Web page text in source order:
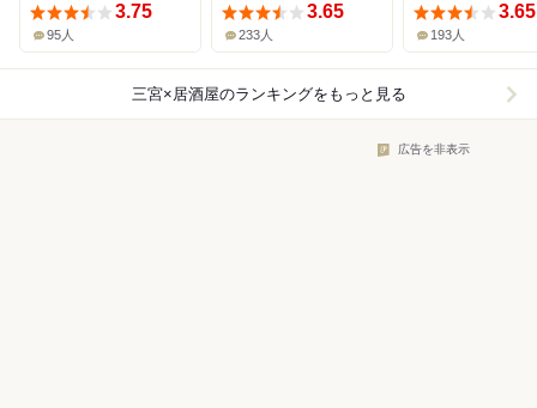
3.75
95人
3.65
233人
3.65
193人
三宮×居酒屋のランキングをもっと見る
広告を非表示